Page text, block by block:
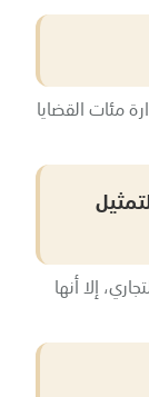
مئات القضايا
إلا أنها